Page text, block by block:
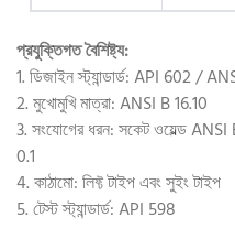
প্রযুক্তিগত বৈশিষ্ট্য:
1. ডিজাইন স্ট্যান্ডার্ড: API 602 /
2. মুখোমুখি মাত্রা: ANSI B 16.10
3. সংযোগের ধরন: সকেট ওয়েল্ড
0.1
4. কাঠামো: লিফ্ট টাইপ এবং সুইং টাইপ
5. টেস্ট স্ট্যান্ডার্ড: API 598